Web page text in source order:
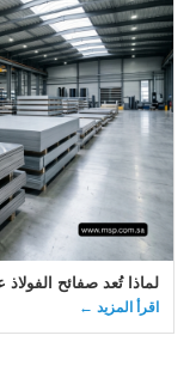
لماذا تُعد صفائح
اقرأ المزيد ←